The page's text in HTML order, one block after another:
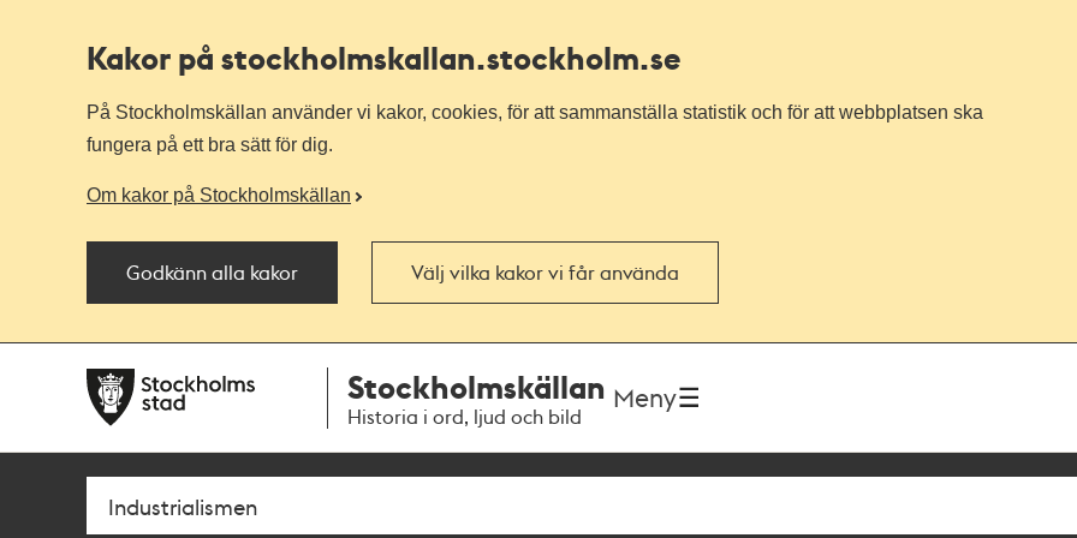
Kakor på stockholmskallan.stockholm.se
På Stockholmskällan använder vi kakor, cookies, för att sammanställa statistik och för att webbplatsen ska
fungera på ett bra sätt för dig.
Om kakor på Stockholmskällan
Godkänn alla kakor Välj vilka kakor vi får använda
navigationen
huvudinnehållet
Stockholmskällan
Historia i ord, ljud och bild
Meny
Sök